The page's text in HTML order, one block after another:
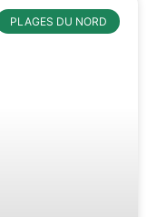
PLAGES DU NORD